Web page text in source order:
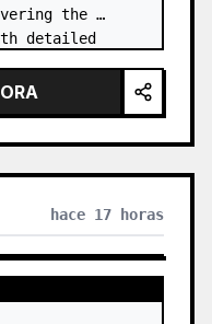
the
detailed
hace 17 horas